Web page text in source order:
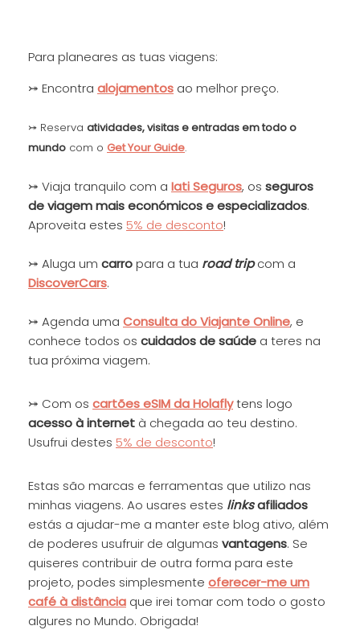
Para planeares as tuas viagens:
⤖ Encontra alojamentos ao melhor preço.
⤖ Reserva atividades, visitas e entradas em todo o
mundo com o Get Your Guide.
⤖ Viaja tranquilo com a Iati Seguros, os seguros
de viagem mais económicos e especializados.
Aproveita estes 5% de desconto!
⤖ Aluga um carropara a tua road tripcom a
DiscoverCars.
⤖ Agenda uma Consulta do ViajanteOnline, e
conhece todos os cuidados de saúde a teres na
tua próxima viagem.
⤖ Com os cartões eSIM da Holaflytens logo
acesso à internet à chegada ao teu destino.
Usufrui destes 5% de desconto!
Estas são marcas e ferramentas que utilizo nas
minhas viagens. Ao usares estes linksafiliados
estás a ajudar-me a manter este blog ativo, além
de poderes usufruir de algumas vantagens. Se
quiseres contribuir de outra forma para este
projeto, podes simplesmente oferecer-me um
café à distância que irei tomar com todo o gosto
algures no Mundo. Obrigada!